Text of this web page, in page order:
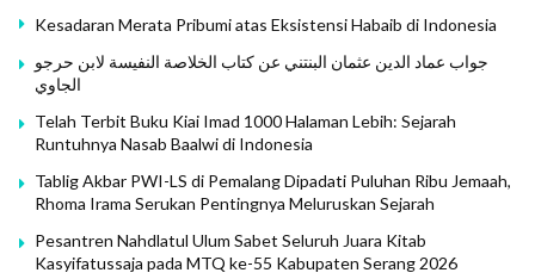
berkumpulnya mayoritas Marga Al Husaini? Bagaimana
Mursyid Thoriqoh di FEZ-Maroko dan kota-kota lainnya
yang membentang dari Mesir hingga Maghribi yang
banyak dihuni marga Al Hasani. Ini belum termasuk
Syam (Palestina, Syiria dan Yordania).Masak
semua
kota-kota tersebut kalah kualitasnya oleh sebuah klan
ranting kecil dari keturunan Ubaidillah yang mengaku
salah satu dari putra Sayyid Ahmad bin Isa?!?
Kesadaran Merata Pribumi atas Eksistensi Habaib di Indonesia
جواب عماد الدين عثمان البنتني عن كتاب الخلاصة النفيسة لابن حرجو
الجاوي
Telah Terbit Buku Kiai Imad 1000 Halaman Lebih: Sejarah
Runtuhnya Nasab Baalwi di Indonesia
Tablig Akbar PWI-LS di Pemalang Dipadati Puluhan Ribu Jemaah,
Rhoma Irama Serukan Pentingnya Meluruskan Sejarah
Pesantren Nahdlatul Ulum Sabet Seluruh Juara Kitab
Kasyifatussaja pada MTQ ke-55 Kabupaten Serang 2026